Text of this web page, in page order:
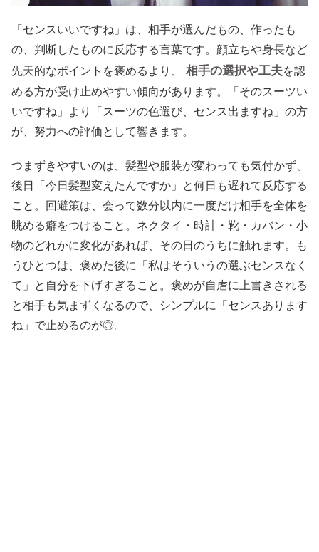
「センスいいですね」は、相手が選んだもの、作ったも
の、判断したものに反応する言葉です。顔立ちや身長など
先天的なポイントを褒めるより、
相手の選択や工夫を認
める方が受け止めやすい傾向があります。「そのスーツい
いですね」より「スーツの色選び、センス出ますね」の方
が、努力への評価として響きます。
つまずきやすいのは、髪型や服装が変わっても気付かず、
後日「今日髪型変えたんですか」と何日も遅れて反応する
こと。回避策は、会って数分以内に一度だけ相手を全体を
眺める癖をつけること。ネクタイ・時計・靴・カバン・小
物のどれかに変化があれば、その日のうちに触れます。も
うひとつは、褒めた後に「私はそういうの選ぶセンスなく
て」と自分を下げすぎること。褒めが自虐に上書きされる
と相手も気まずくなるので、シンプルに「センスあります
ね」で止めるのが◎。